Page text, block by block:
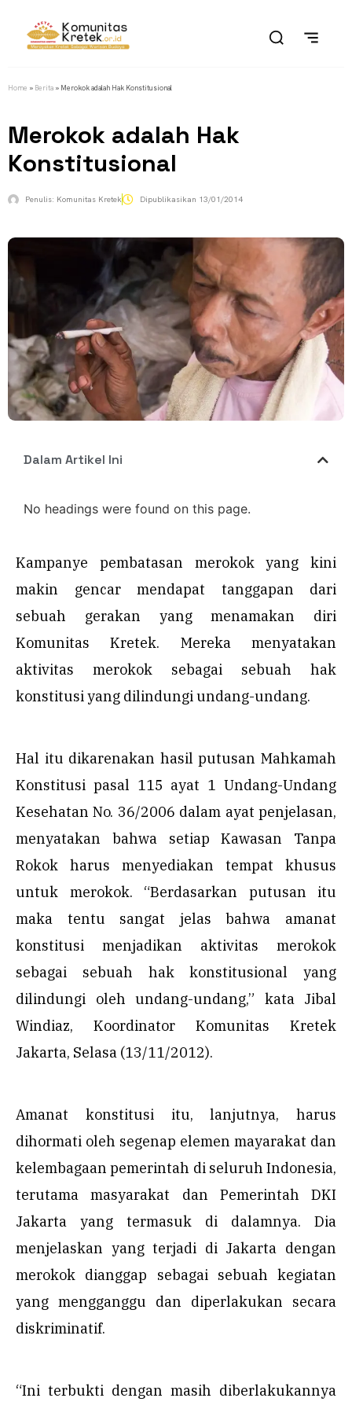
Home » Berita » Merokok adalah Hak Konstitusional
Merokok adalah Hak
Konstitusional
Penulis: Komunitas Kretek Dipublikasikan 13/01/2014
Dalam Artikel Ini
No headings were found on this page.
Kampanye pembatasan merokok yang kini
makin gencar mendapat tanggapan dari
sebuah gerakan yang menamakan diri
Komunitas Kretek. Mereka menyatakan
aktivitas merokok sebagai sebuah hak
konstitusi yang dilindungi undang-undang.
Hal itu dikarenakan hasil putusan Mahkamah
Konstitusi pasal 115 ayat 1 Undang-Undang
Kesehatan No. 36/2006 dalam ayat penjelasan,
menyatakan bahwa setiap Kawasan Tanpa
Rokok harus menyediakan tempat khusus
untuk merokok. “Berdasarkan putusan itu
maka tentu sangat jelas bahwa amanat
konstitusi menjadikan aktivitas merokok
sebagai sebuah hak konstitusional yang
dilindungi oleh undang-undang,” kata Jibal
Windiaz, Koordinator Komunitas Kretek
Jakarta, Selasa (13/11/2012).
Amanat konstitusi itu, lanjutnya, harus
dihormati oleh segenap elemen mayarakat dan
kelembagaan pemerintah di seluruh Indonesia,
terutama masyarakat dan Pemerintah DKI
Jakarta yang termasuk di dalamnya. Dia
menjelaskan yang terjadi di Jakarta dengan
merokok dianggap sebagai sebuah kegiatan
yang mengganggu dan diperlakukan secara
diskriminatif.
“Ini terbukti dengan masih diberlakukannya